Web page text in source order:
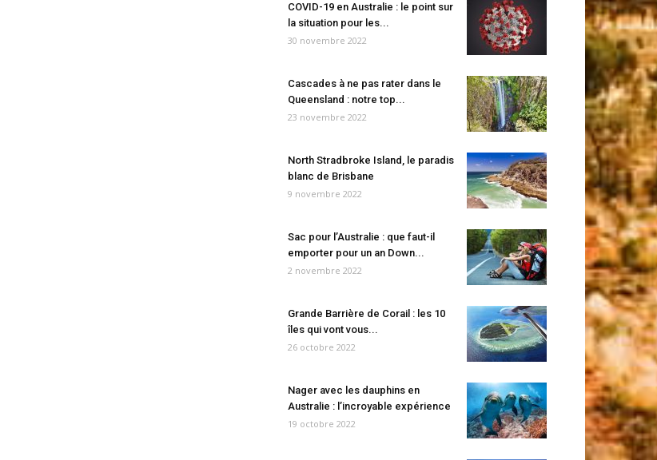
COVID-19 en Australie : le point sur
la situation pour les...
30 novembre 2022
Cascades à ne pas rater dans le
Queensland : notre top...
23 novembre 2022
North Stradbroke Island, le paradis
blanc de Brisbane
9 novembre 2022
Sac pour l’Australie : que faut-il
emporter pour un an Down...
2 novembre 2022
Grande Barrière de Corail : les 10
îles qui vont vous...
26 octobre 2022
Nager avec les dauphins en
Australie : l’incroyable expérience
19 octobre 2022